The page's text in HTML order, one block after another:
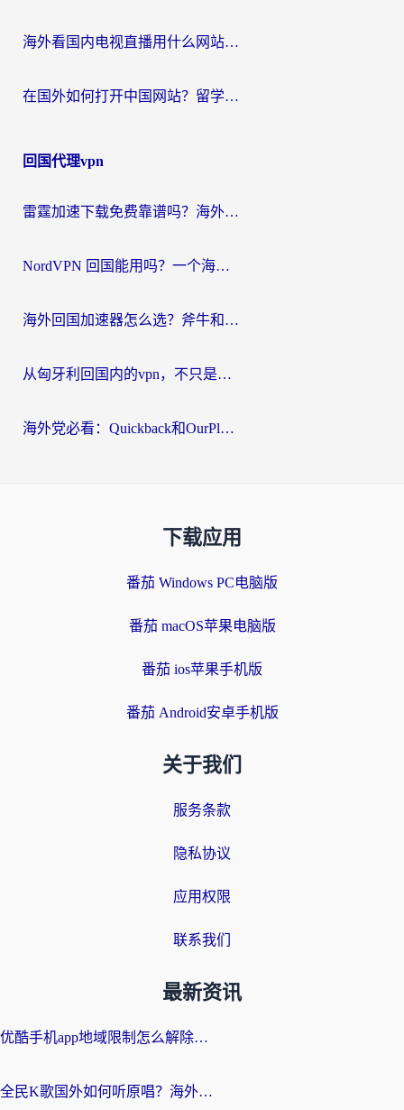
海外看国内电视直播用什么网站比较好？一篇解决你所有追剧难题的实用指南
在国外如何打开中国网站？留学生与海外华人的无缝访问指南
回国代理vpn
雷霆加速下载免费靠谱吗？海外党选回国加速器的避坑指南（附热门工具对比）
NordVPN 回国能用吗？一个海外用户必须面对的真实困境
海外回国加速器怎么选？斧牛和海龟哪个好？一篇帮你避开坑的实用指南
从匈牙利回国内的vpn，不只是为了刷剧那么简单
海外党必看：Quickback和OurPlay好用吗？3分钟选对回国加速器，无缝刷剧玩游戏
下载应用
番茄 Windows PC电脑版
番茄 macOS苹果电脑版
番茄 ios苹果手机版
番茄 Android安卓手机版
关于我们
服务条款
隐私协议
应用权限
联系我们
最新资讯
优酷手机app地域限制怎么解除？海外党亲测有效的追剧方案
全民K歌国外如何听原唱？海外党亲测有效的回国加速器选择指南